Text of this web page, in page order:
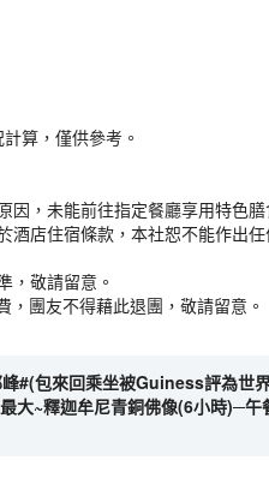
算，僅供參考。
，未能前往指定餐廳享用特色
店住宿條款，本社恕不能作出
，敬請留意。
團友不得藉此退團，敬請留意。
#(包來回乘坐被Guiness評為世
大~釋迦牟尼青銅佛像(6小時)─